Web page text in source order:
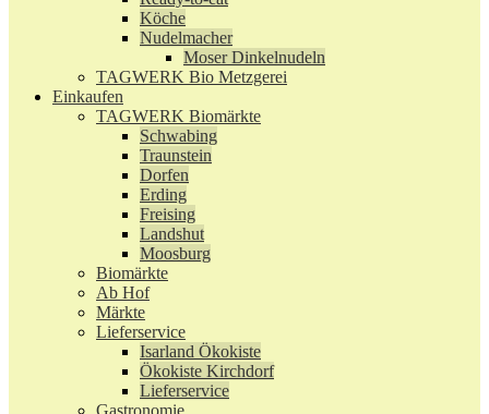
Köche
Nudelmacher
Moser Dinkelnudeln
TAGWERK Bio Metzgerei
Einkaufen
TAGWERK Biomärkte
Schwabing
Traunstein
Dorfen
Erding
Freising
Landshut
Moosburg
Biomärkte
Ab Hof
Märkte
Lieferservice
Isarland Ökokiste
Ökokiste Kirchdorf
Lieferservice
Gastronomie